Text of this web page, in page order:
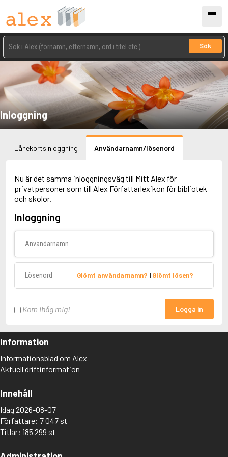
Sök
Inloggning
Lånekortsinloggning Användarnamn/lösenord
Nu är det samma inloggningsväg till Mitt Alex för
privatpersoner som till Alex Författarlexikon för bibliotek
och skolor.
Inloggning
Glömt användarnamn? | Glömt lösen?
Kom ihåg mig! Logga in
Information
Informationsblad om Alex
Aktuell driftinformation
Innehåll
Idag 2026-08-07
Författare: 7 047 st
Titlar: 185 299 st